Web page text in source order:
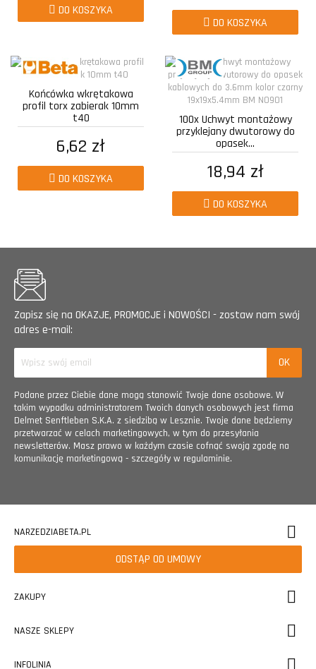
DO KOSZYKA
DO KOSZYKA
Końcówka wkrętakowa
profil torx zabierak 10mm
t40
6,62 zł
DO KOSZYKA
100x Uchwyt montażowy
przyklejany dwutorowy do
opasek...
18,94 zł
DO KOSZYKA
Zapisz się na OKAZJE, PROMOCJE i NOWOŚCI - zostaw nam swój
adres e-mail:
Podane przez Ciebie dane mogą stanowić Twoje dane osobowe. W
takim wypadku administratorem Twoich danych osobowych jest firma
Delmet Senftleben S.K.A. z siedzibą w Lesznie. Twoje dane będziemy
przetwarzać w celach marketingowych, w tym do przesyłania
newsletterów. Masz prawo w każdym czasie cofnąć swoją zgodę na
komunikację marketingową - szczegóły w regulaminie.
NARZEDZIABETA.PL
ODSTĄP OD UMOWY
ZAKUPY
NASZE SKLEPY
INFOLINIA